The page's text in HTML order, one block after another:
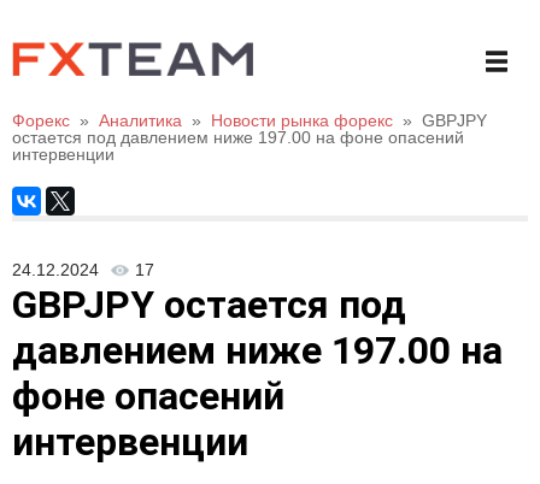
Форекс » Аналитика » Новости рынка форекс » GBPJPY
остается под давлением ниже 197.00 на фоне опасений
интервенции
24.12.2024 17
GBPJPY остается под
давлением ниже 197.00 на
фоне опасений
интервенции